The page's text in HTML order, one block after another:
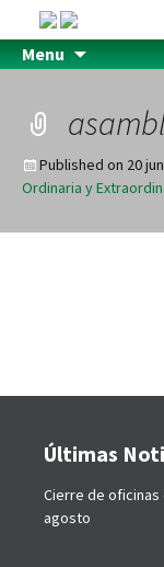
Menu
Published on 20
Ordinaria y
Últimas
Cierre de oficinas
agosto